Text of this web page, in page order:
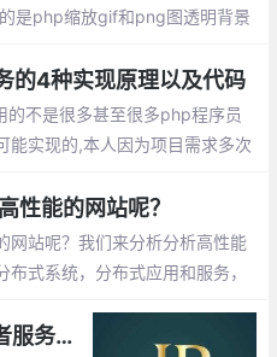
是php缩放gif和png图透明背景
的4种实现原理以及代码
不是很多甚至很多php程序员
能实现的,本人因为项目需求多次
性能的网站呢？
网站呢？我们来分析分析高性能
式系统，分布式应用和服务，
现高并发。
php获取客户端ip地址或者服务器ip地址